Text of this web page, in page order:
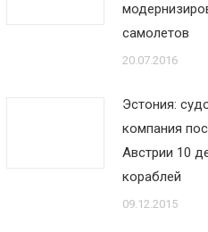
самолетов
20.07.2016
Эстония:
компания
Австрии 10
кораблей
09.12.2015